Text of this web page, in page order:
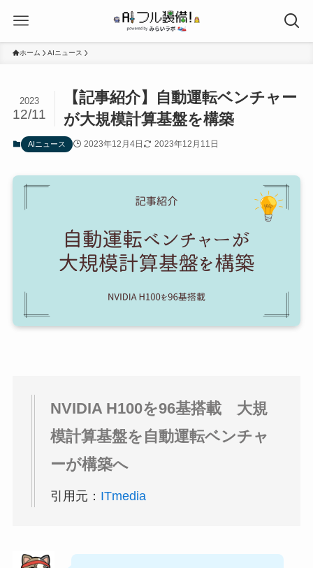
ホーム AIニュース
【記事紹介】自動運転ベンチャー
が大規模計算基盤を構築
2023
12/11
AIニュース 2023年12月4日 2023年12月11日
NVIDIA H100を96基搭載 大規
模計算基盤を自動運転ベンチャ
ーが構築へ
引用元： ITmedia